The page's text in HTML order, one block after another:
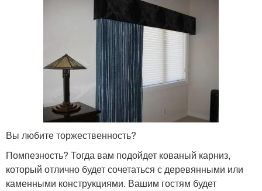
Вы любите торжественность?
Помпезность? Тогда вам подойдет кованый карниз,
который отлично будет сочетаться с деревянными или
каменными конструкциями. Вашим гостям будет